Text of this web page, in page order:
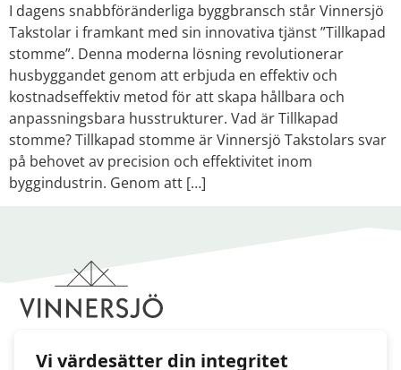
I dagens snabbföränderliga byggbransch står Vinnersjö
Takstolar i framkant med sin innovativa tjänst ”Tillkapad
stomme”. Denna moderna lösning revolutionerar
husbyggandet genom att erbjuda en effektiv och
kostnadseffektiv metod för att skapa hållbara och
anpassningsbara husstrukturer. Vad är Tillkapad
stomme? Tillkapad stomme är Vinnersjö Takstolars svar
på behovet av precision och effektivitet inom
byggindustrin. Genom att […]
Vi värdesätter din integritet